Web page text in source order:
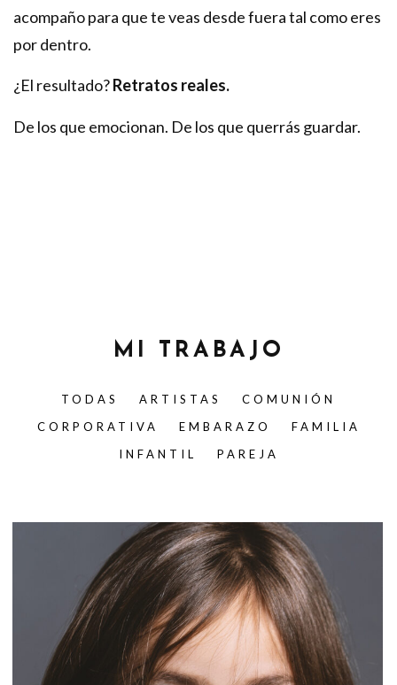
acompaño para que te veas desde fuera tal como eres
por dentro.
¿El resultado?Retratos reales.
De los que emocionan. De los que querrás guardar.
MI TRABAJO
TODAS ARTISTAS
COMUNIÓN
CORPORATIVA
EMBARAZO
FAMILIA
INFANTIL
PAREJA